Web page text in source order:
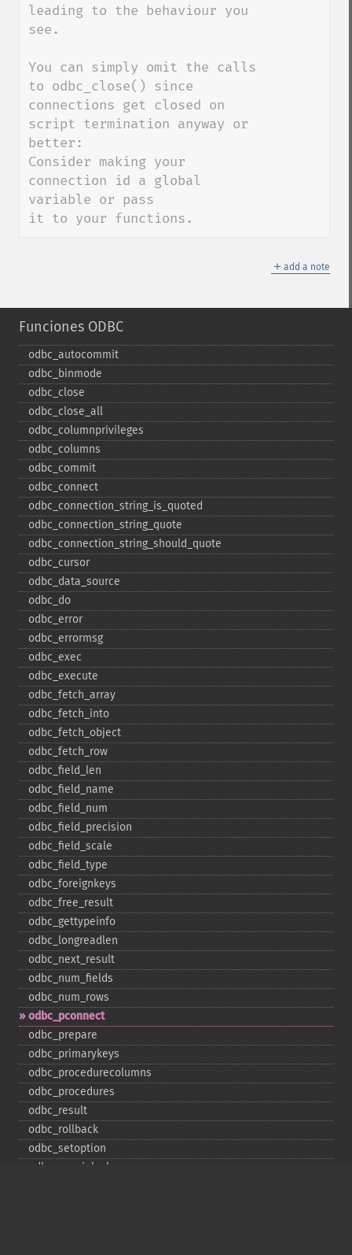
leading to the behaviour you
see.
You can simply omit the calls
to odbc_close() since
connections get closed on
script termination anyway or
better:
Consider making your
connection id a global
variable or pass
it to your functions.
＋ add a note
Funciones ODBC
odbc_​autocommit
odbc_​binmode
odbc_​close
odbc_​close_​all
odbc_​columnprivileges
odbc_​columns
odbc_​commit
odbc_​connect
odbc_​connection_​string_​is_​quoted
odbc_​connection_​string_​quote
odbc_​connection_​string_​should_​quote
odbc_​cursor
odbc_​data_​source
odbc_​do
odbc_​error
odbc_​errormsg
odbc_​exec
odbc_​execute
odbc_​fetch_​array
odbc_​fetch_​into
odbc_​fetch_​object
odbc_​fetch_​row
odbc_​field_​len
odbc_​field_​name
odbc_​field_​num
odbc_​field_​precision
odbc_​field_​scale
odbc_​field_​type
odbc_​foreignkeys
odbc_​free_​result
odbc_​gettypeinfo
odbc_​longreadlen
odbc_​next_​result
odbc_​num_​fields
odbc_​num_​rows
odbc_​pconnect
odbc_​prepare
odbc_​primarykeys
odbc_​procedurecolumns
odbc_​procedures
odbc_​result
odbc_​rollback
odbc_​setoption
odbc_​specialcolumns